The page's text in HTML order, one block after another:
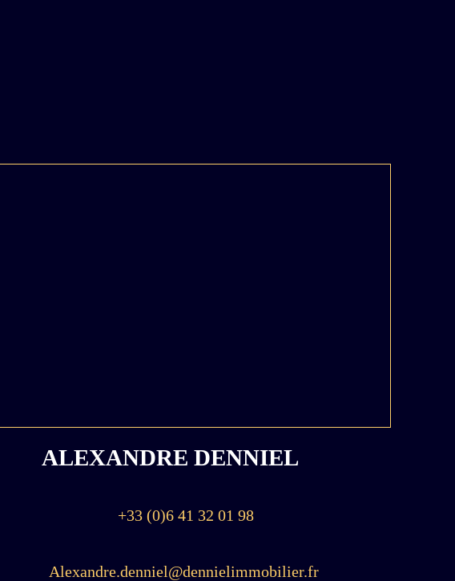
ALEXANDRE DENNIEL
+33 (0)6 41 32 01 98
Alexandre.denniel@dennielimmobilier.fr